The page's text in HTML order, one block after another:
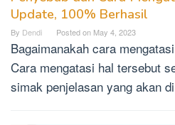
Update, 100% Berhasil
By Dendi Posted on May 4, 2023
Bagaimanakah cara
Cara mengatasi hal tersebut
simak penjelasan yang akan